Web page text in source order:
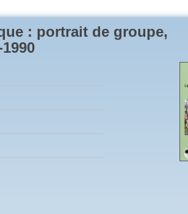
: portrait de groupe,